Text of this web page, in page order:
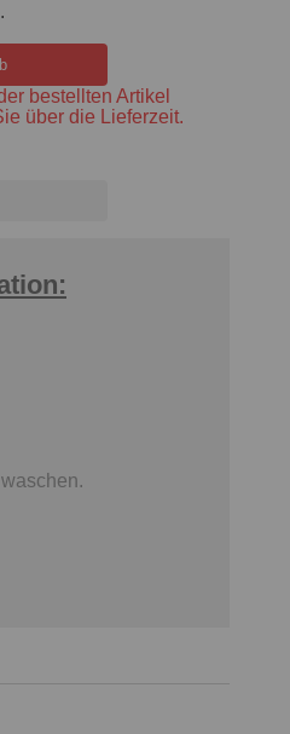
bestellten Artikel
über die Lieferzeit.